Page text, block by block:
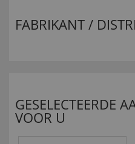
FABRIKANT /
GESELECTEERDE
VOOR U